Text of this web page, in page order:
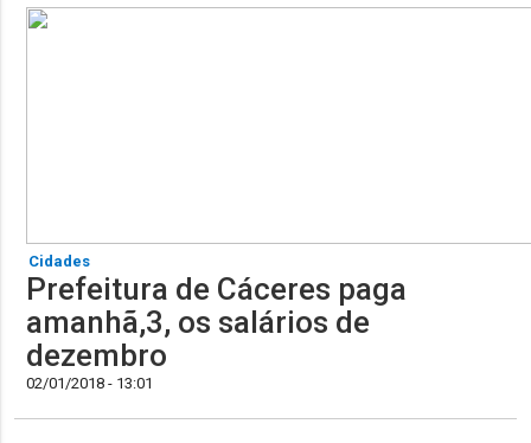
Cidades
Prefeitura de Cáceres paga
amanhã,3, os salários de
dezembro
02/01/2018 - 13:01